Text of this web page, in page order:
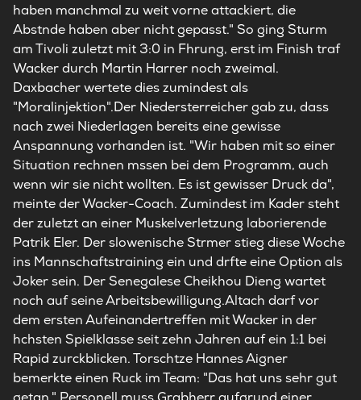
haben manchmal zu weit vorne attackiert, die
Abstnde haben aber nicht gepasst." So ging Sturm
am Tivoli zuletzt mit 3:0 in Fhrung, erst im Finish traf
Wacker durch Martin Harrer noch zweimal.
Daxbacher wertete dies zumindest als
"Moralinjektion".Der Niedersterreicher gab zu, dass
nach zwei Niederlagen bereits eine gewisse
Anspannung vorhanden ist. "Wir haben mit so einer
Situation rechnen mssen bei dem Programm, auch
wenn wir sie nicht wollten. Es ist gewisser Druck da",
meinte der Wacker-Coach. Zumindest im Kader steht
der zuletzt an einer Muskelverletzung laborierende
Patrik Eler. Der slowenische Strmer stieg diese Woche
ins Mannschaftstraining ein und drfte eine Option als
Joker sein. Der Senegalese Cheikhou Dieng wartet
noch auf seine Arbeitsbewilligung.Altach darf vor
dem ersten Aufeinandertreffen mit Wacker in der
hchsten Spielklasse seit zehn Jahren auf ein 1:1 bei
Rapid zurckblicken. Torschtze Hannes Aigner
bemerkte einen Ruck im Team: "Das hat uns sehr gut